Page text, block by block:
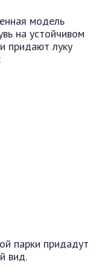
модель
на устойчивом
придают луку
парки придадут
вид.